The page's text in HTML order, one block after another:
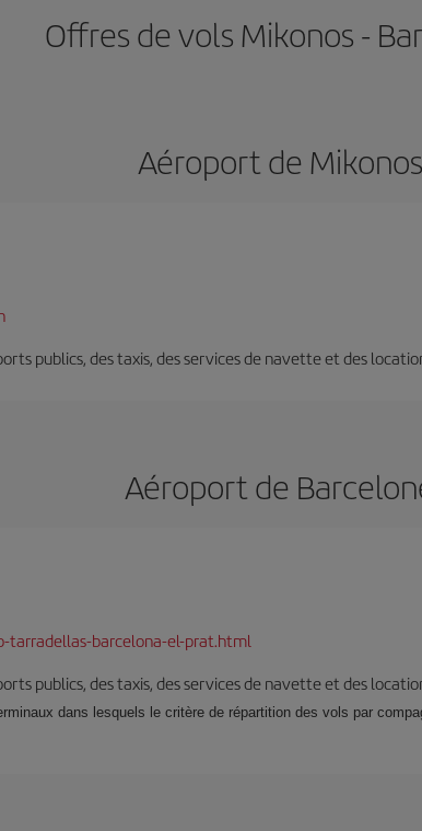
Offres de vols Mikonos -
Aéroport de Mikonos
publics, des taxis, des services de navette et des
Aéroport de
tarradellas-barcelona-el-prat.html
publics, des taxis, des services de navette et des
dans lesquels le critère de répartition des vols par